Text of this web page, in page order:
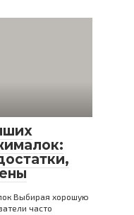
Выбирая хорошую
часто